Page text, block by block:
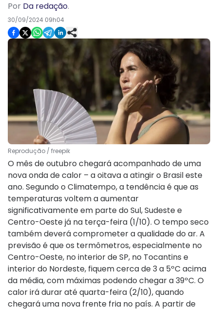
Por Da redação.
30/09/2024 09h04
Reprodução / freepik
O mês de outubro chegará acompanhado de uma
nova onda de calor – a oitava a atingir o Brasil este
ano. Segundo o Climatempo, a tendência é que as
temperaturas voltem a aumentar
significativamente em parte do Sul, Sudeste e
Centro-Oeste já na terça-feira (1/10). O tempo seco
também deverá comprometer a qualidade do ar. A
previsão é que os termômetros, especialmente no
Centro-Oeste, no interior de SP, no Tocantins e
interior do Nordeste, fiquem cerca de 3 a 5ºC acima
da média, com máximas podendo chegar a 39ºC. O
calor irá durar até quarta-feira (2/10), quando
chegará uma nova frente fria no país. A partir de